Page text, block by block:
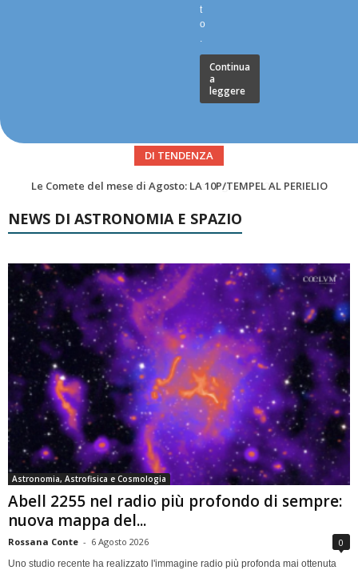
t
o
.
Continua
a
leggere
DI TENDENZA
Asteroidi del mese Agosto 2026
NEWS DI ASTRONOMIA E SPAZIO
Astronomia, Astrofisica e Cosmologia
Abell 2255 nel radio più profondo di sempre:
nuova mappa del...
Rossana Conte - 6 Agosto 2026 0
Uno studio recente ha realizzato l'immagine radio più profonda mai ottenuta